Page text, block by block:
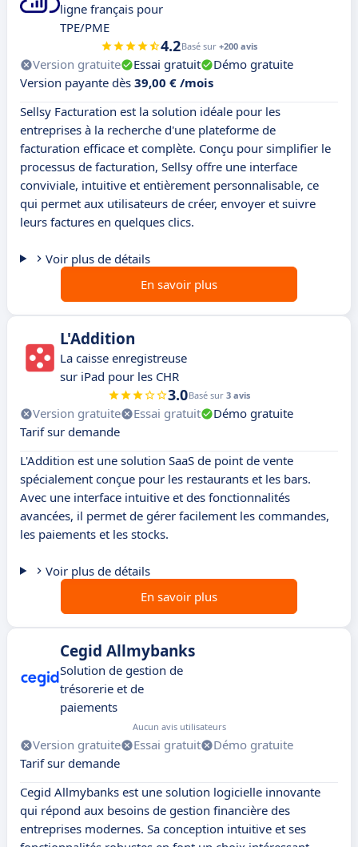
ligne français pour
TPE/PME
4.2Basé sur +200 avis
Version gratuite Essai gratuit
Démo gratuite
Version payante dès 39,00 € /mois
Sellsy Facturation est la solution idéale pour les
entreprises à la recherche d'une plateforme de
facturation efficace et complète. Conçu pour simplifier le
processus de facturation, Sellsy offre une interface
conviviale, intuitive et entièrement personnalisable, ce
qui permet aux utilisateurs de créer, envoyer et suivre
leurs factures en quelques clics.
Voir plus de détails
En savoir plus
L'Addition
La caisse enregistreuse
sur iPad pour les CHR
3.0Basé sur 3 avis
Version gratuite Essai gratuit
Démo gratuite
Tarif sur demande
L'Addition est une solution SaaS de point de vente
spécialement conçue pour les restaurants et les bars.
Avec une interface intuitive et des fonctionnalités
avancées, il permet de gérer facilement les commandes,
les paiements et les stocks.
Voir plus de détails
En savoir plus
Cegid Allmybanks
Solution de gestion de
trésorerie et de
paiements
Aucun avis utilisateurs
Version gratuite Essai gratuit
Démo gratuite
Tarif sur demande
Cegid Allmybanks est une solution logicielle innovante
qui répond aux besoins de gestion financière des
entreprises modernes. Sa conception intuitive et ses